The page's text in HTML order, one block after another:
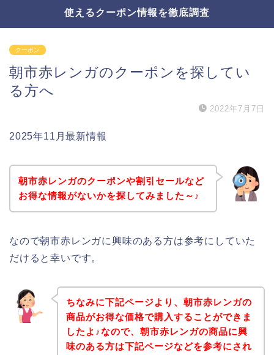
使えるクーポン情報を徹底調査
クーポン
朝市赤レンガのクーポンを探してい
る方へ
2022年7月7日
2025年11月最新情報
朝市赤レンガのクーポンや割引セールなど
お得な情報がないかを探してみました～♪
なので朝市赤レンガに興味のある方は参考にしていた
だけると幸いです。
ちなみに下記ページより、朝市赤レンガの
商品がお得な価格で購入することができま
したよ♪なので、朝市赤レンガの商品に興
味のある方は下記ページなどを参考にされ